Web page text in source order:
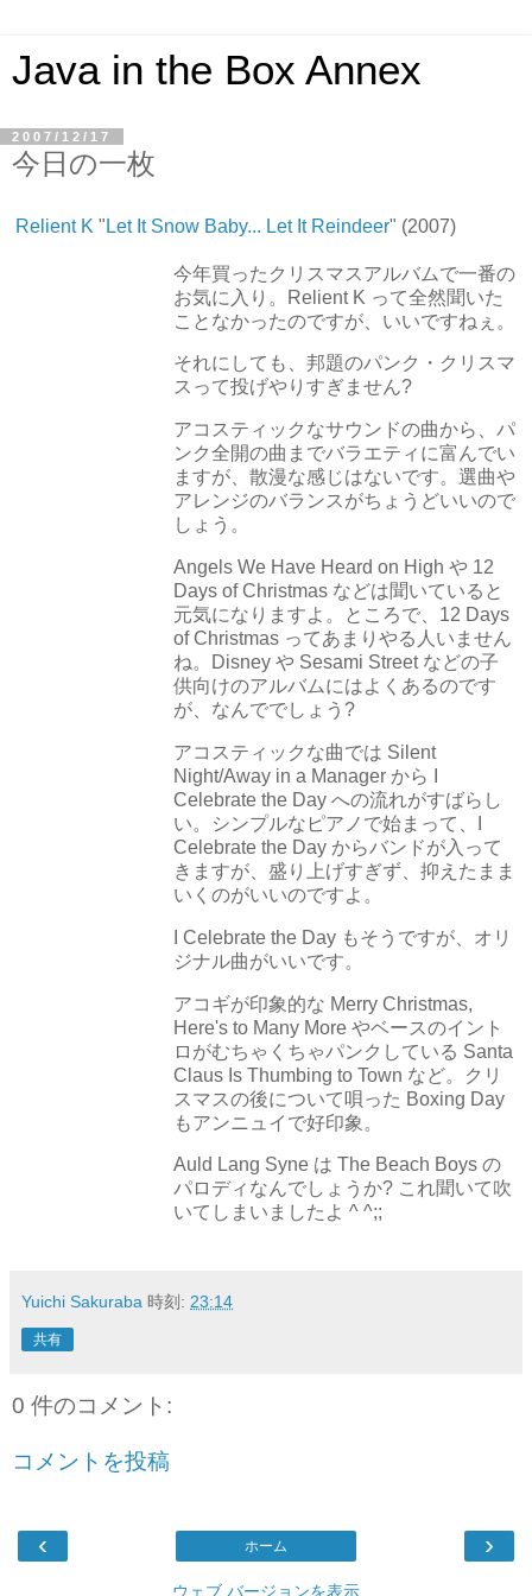
Java in the Box Annex
2007/12/17
今日の一枚
Relient K " Let It Snow Baby... Let It Reindeer" (2007)
今年買ったクリスマスアルバムで一番の
お気に入り。Relient K って全然聞いた
ことなかったのですが、いいですねぇ。
それにしても、邦題のパンク・クリスマ
スって投げやりすぎません?
アコスティックなサウンドの曲から、パ
ンク全開の曲までバラエティに富んでい
ますが、散漫な感じはないです。選曲や
アレンジのバランスがちょうどいいので
しょう。
Angels We Have Heard on High や 12
Days of Christmas などは聞いていると
元気になりますよ。ところで、12 Days
of Christmas ってあまりやる人いません
ね。Disney や Sesami Street などの子
供向けのアルバムにはよくあるのです
が、なんででしょう?
アコスティックな曲では Silent
Night/Away in a Manager から I
Celebrate the Day への流れがすばらし
い。シンプルなピアノで始まって、I
Celebrate the Day からバンドが入って
きますが、盛り上げすぎず、抑えたまま
いくのがいいのですよ。
I Celebrate the Day もそうですが、オリ
ジナル曲がいいです。
アコギが印象的な Merry Christmas,
Here's to Many More やベースのイント
ロがむちゃくちゃパンクしている Santa
Claus Is Thumbing to Town など。クリ
スマスの後について唄った Boxing Day
もアンニュイで好印象。
Auld Lang Syne は The Beach Boys の
パロディなんでしょうか? これ聞いて吹
いてしまいましたよ ^ ^;;
Yuichi Sakuraba 時刻: 23:14
共有
0 件のコメント:
コメントを投稿
‹ ›
ホーム
ウェブ バージョンを表示